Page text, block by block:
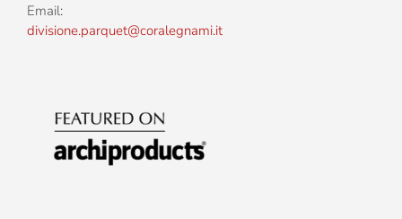
Email:
divisione.parquet@coralegnami.it